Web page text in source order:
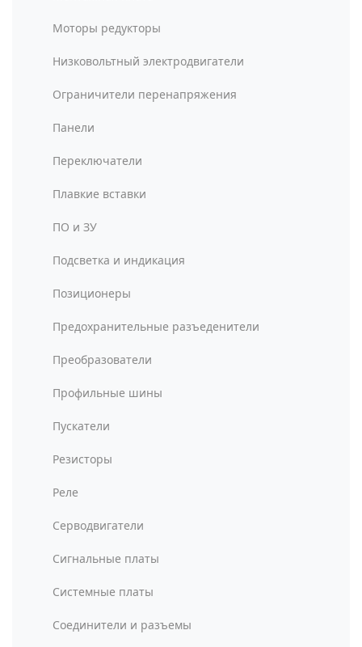
Моторы редукторы
Низковольтный электродвигатели
Ограничители перенапряжения
Панели
Переключатели
Плавкие вставки
ПО и ЗУ
Подсветка и индикация
Позиционеры
Предохранительные разъеденители
Преобразователи
Профильные шины
Пускатели
Резисторы
Реле
Серводвигатели
Сигнальные платы
Системные платы
Соединители и разъемы